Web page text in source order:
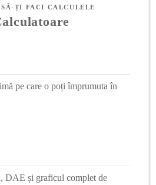
ȚI FACI CALCULELE
pe care o poți împrumuta în
DAE și graficul complet de